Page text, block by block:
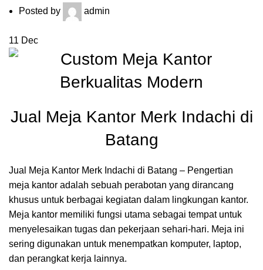
Posted by admin
11 Dec
Jual Meja Kantor Merk Indachi di
Batang
Jual Meja Kantor Merk Indachi di Batang – Pengertian
meja kantor adalah sebuah perabotan yang dirancang
khusus untuk berbagai kegiatan dalam lingkungan kantor.
Meja kantor memiliki fungsi utama sebagai tempat untuk
menyelesaikan tugas dan pekerjaan sehari-hari. Meja ini
sering digunakan untuk menempatkan komputer, laptop,
dan perangkat kerja lainnya.